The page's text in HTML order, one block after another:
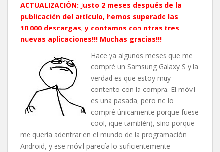
ACTUALIZACIÓN: Justo 2 meses después de la
publicación del artículo, hemos superado las
10.000 descargas, y contamos con otras tres
nuevas aplicaciones!!! Muchas gracias!!!
Hace ya algunos meses que me
compré un Samsung Galaxy S y la
verdad es que estoy muy
contento con la compra. El móvil
es una pasada, pero no lo
compré únicamente porque fuese
cool, (que también), sino porque
me quería adentrar en el mundo de la programación
Android, y ese móvil parecía lo suficientemente